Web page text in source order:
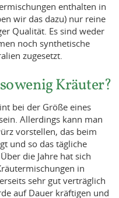
enthalten in
wir das dazu) nur reine
Qualität. Es sind weder
noch synthetische
zugesetzt.
wenig Kräuter?
bei der Größe eines
Allerdings kann man
vorstellen, das beim
und so das tägliche
die Jahre hat sich
in
sehr gut verträglich
auf Dauer kräftigen und